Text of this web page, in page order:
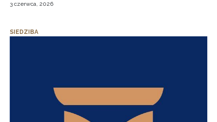
3 czerwca, 2026
SIEDZIBA